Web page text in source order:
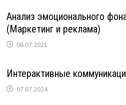
Анализ эмоционального
(Маркетинг и реклама)
06.07.2021
Интерактивные
07.07.2024